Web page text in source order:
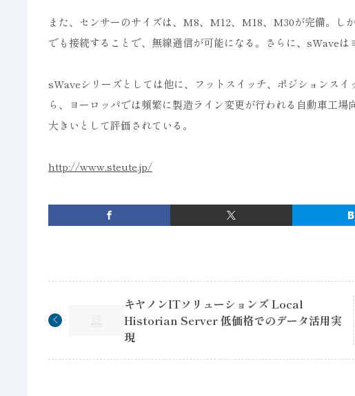
また、センサーのサイズは、M8、M12、M18、M30が完備。し
でも接続することで、無線通信が可能になる。さらに、sWave
sWaveシリーズとしては他に、フットスイッチ、ポジションス
ら、ヨーロッパでは頻繁に製造ライン変更が行われる自動車工
大きいとして評価されている。
http://www.steute.jp/
キヤノンITソリューションズ Local
Historian Server 低価格でのデータ活用実
現